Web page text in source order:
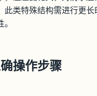
此类特殊结构需进行更
操作步骤